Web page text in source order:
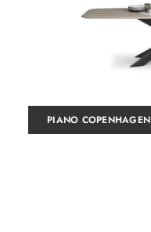
PIANO COPENHAGEN